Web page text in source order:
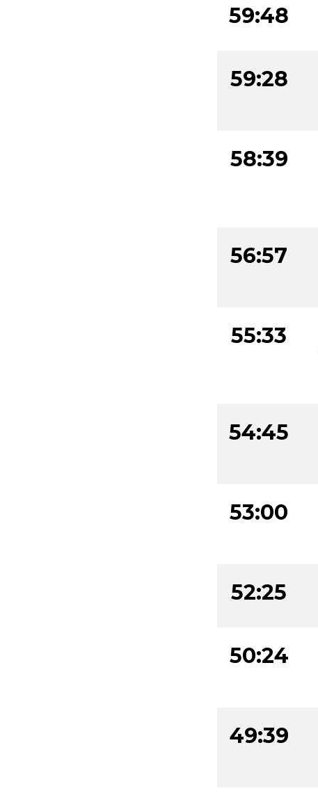
59:48
59:28
58:39
56:57
55:33
54:45
53:00
52:25
50:24
49:39